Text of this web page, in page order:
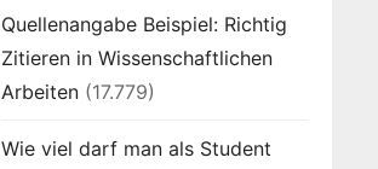
Quellenangabe Beispiel: Richtig
Zitieren in Wissenschaftlichen
Arbeiten (17.779)
Wie viel darf man als Student